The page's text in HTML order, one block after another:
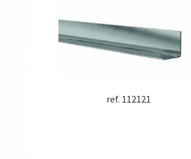
ref. 112121